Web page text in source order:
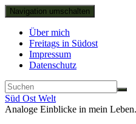
Navigation umschalten
Über mich
Freitags in Südost
Impressum
Datenschutz
Süd Ost Welt
Analoge Einblicke in mein Leben.